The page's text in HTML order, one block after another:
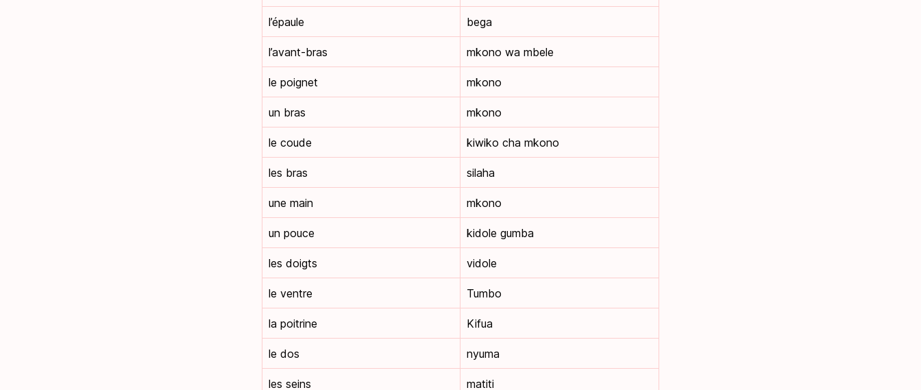
l’épaule bega
l’avant-bras mkono wa mbele
le poignet mkono
un bras mkono
le coude kiwiko cha mkono
les bras silaha
une main mkono
un pouce kidole gumba
les doigts vidole
le ventre Tumbo
la poitrine Kifua
le dos nyuma
les seins matiti